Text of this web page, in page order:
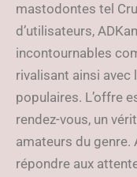
mastodontes tel
d’utilisateurs,
incontournables
rivalisant ainsi
populaires. L’offre
rendez-vous, un
amateurs du genre.
répondre aux